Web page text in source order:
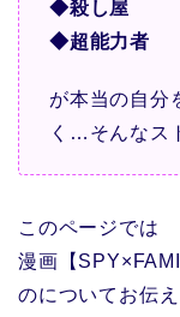
◆殺し屋
◆超能力者
が本当の自分
く…そんなス
このページでは
漫画【
のについてお伝